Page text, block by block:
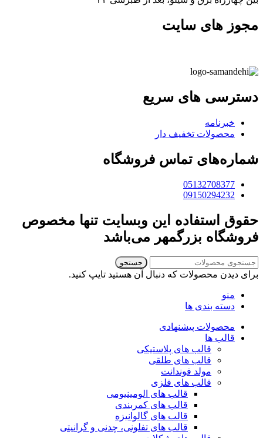
مجوز های سایت
دسترسی های سریع
خبرنامه
محصولات تخفیف دار
شماره‌های تماس فروشگاه
05132708377
09150294232
حقوق استفاده این وبسایت تنها مخصوص
فروشگاه بزرگمهر می‌باشد
جستجو
برای دیدن محصولات که دنبال آن هستید تایپ کنید.
منو
دسته بندی ها
محصولات پیشنهادی
قالب ها
قالب های پلاستیکی
قالب های طلقی
مولد فوندانت
قالب های فلزی
قالب های الومینیومی
قالب های کمربندی
قالب های گالوانیزه
قالب های تفلونی، چدنی و گرانیتی